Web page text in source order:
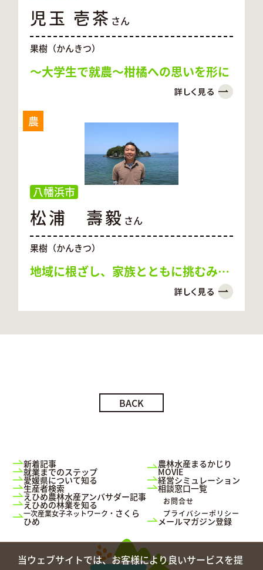
児玉 壱茶 さん
果樹（かんきつ）
～大学生で就農～柑橘への思いを形に
農
八幡浜市
松浦 壽毅 さん
果樹（かんきつ）
地域に根ざし、家族とともに挑むみか
BACK
新着記事
就業までのステップ
愛媛県について知る
生産者検索
えひめ農林水産アンバサダー記事
えひめの林業を知る
一次産業女子ネットワーク・ さくら
ひめ
農林水産まるかじり
MOVIE
経営シミュレーション
相談窓口一覧
お問合せ
プライバシーポリシー
メールマガジン登録
当ウェブサイトでは、お客様により良いサービスを提